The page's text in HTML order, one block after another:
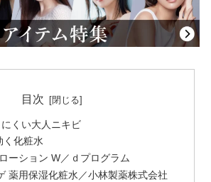
目次
くい大人ニキビ
く化粧水
ーション W／ｄプログラム
薬用保湿化粧水／小林製薬株式会社